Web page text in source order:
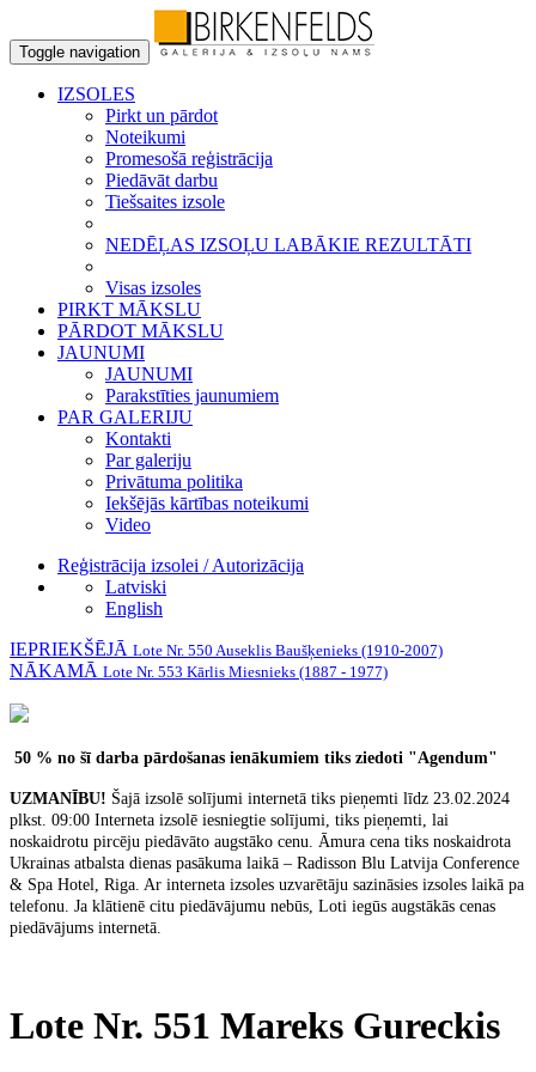
Toggle navigation
IZSOLES
Pirkt un pārdot
Noteikumi
Promesošā reģistrācija
Piedāvāt darbu
Tiešsaites izsole
NEDĒĻAS IZSOĻU LABĀKIE REZULTĀTI
Visas izsoles
PIRKT MĀKSLU
PĀRDOT MĀKSLU
JAUNUMI
JAUNUMI
Parakstīties jaunumiem
PAR GALERIJU
Kontakti
Par galeriju
Privātuma politika
Iekšējās kārtības noteikumi
Video
Reģistrācija izsolei / Autorizācija
Latviski
English
IEPRIEKŠĒJĀ Lote Nr. 550 Auseklis Baušķenieks (1910-2007)
NĀKAMĀ Lote Nr. 553 Kārlis Miesnieks (1887 - 1977)
50 % no šī darba pārdošanas ienākumiem tiks ziedoti "Agendum"
UZMANĪBU! Šajā izsolē solījumi internetā tiks pieņemti līdz 23.02.2024
plkst. 09:00 Interneta izsolē iesniegtie solījumi, tiks pieņemti, lai
noskaidrotu pircēju piedāvāto augstāko cenu. Āmura cena tiks noskaidrota
Ukrainas atbalsta dienas pasākuma laikā – Radisson Blu Latvija Conference
& Spa Hotel, Riga. Ar interneta izsoles uzvarētāju sazināsies izsoles laikā pa
telefonu. Ja klātienē citu piedāvājumu nebūs, Loti iegūs augstākās cenas
piedāvājums internetā.
Lote Nr. 551 Mareks Gureckis